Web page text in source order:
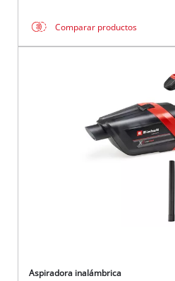
Comparar productos
Aspiradora inalámbrica